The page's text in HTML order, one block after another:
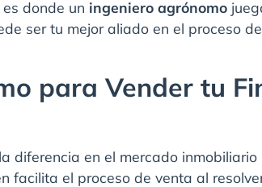
donde un ingeniero agrónomo
ser tu mejor aliado en el proceso
para Vender tu
diferencia en el mercado inmobiliario
facilita el proceso de venta al